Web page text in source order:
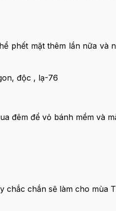
phết mặt thêm lần nữa và
đêm để vỏ bánh mềm và
chắc chắn sẽ làm cho mùa